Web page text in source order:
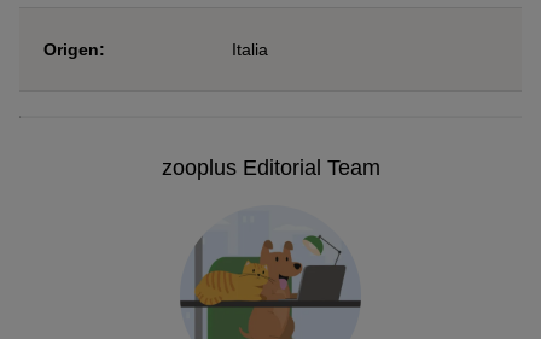
Origen: Italia
zooplus Editorial Team